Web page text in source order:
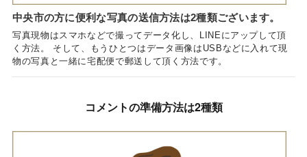
中央市の方に便利な写真の送信方法は2種類ございます。
写真現物はスマホなどで撮ってデータ化し、LINEにアップして頂
く方法。 そして、もうひとつはデータ画像はUSBなどに入れて現
物の写真と一緒に宅配便で郵送して頂く方法です。
コメントの準備方法は2種類